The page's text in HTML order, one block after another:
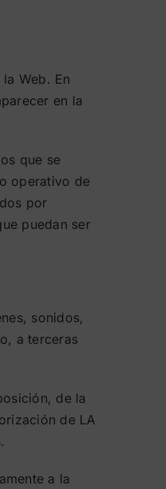
Web. En
en la
que se
operativo de
por
puedan ser
sonidos,
a terceras
de la
de LA
a la